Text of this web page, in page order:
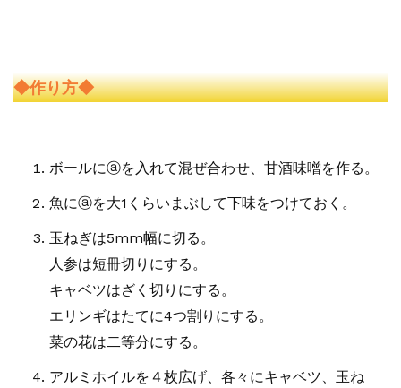
◆作り方◆
ボールにⓐを入れて混ぜ合わせ、甘酒味噌を作る。
魚にⓐを大1くらいまぶして下味をつけておく。
玉ねぎは5mm幅に切る。
人参は短冊切りにする。
キャベツはざく切りにする。
エリンギはたてに4つ割りにする。
菜の花は二等分にする。
アルミホイルを４枚広げ、各々にキャベツ、玉ね